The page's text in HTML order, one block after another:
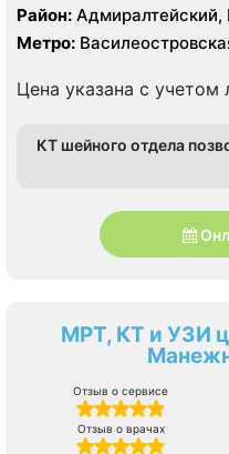
Район: Адмиралтейский,
Петроградский
Метро:
Цена указана с учетом
КТ шейного отдела
МРТ, КТ и УЗИ
Отзыв о сервисе
Отзыв о врачах